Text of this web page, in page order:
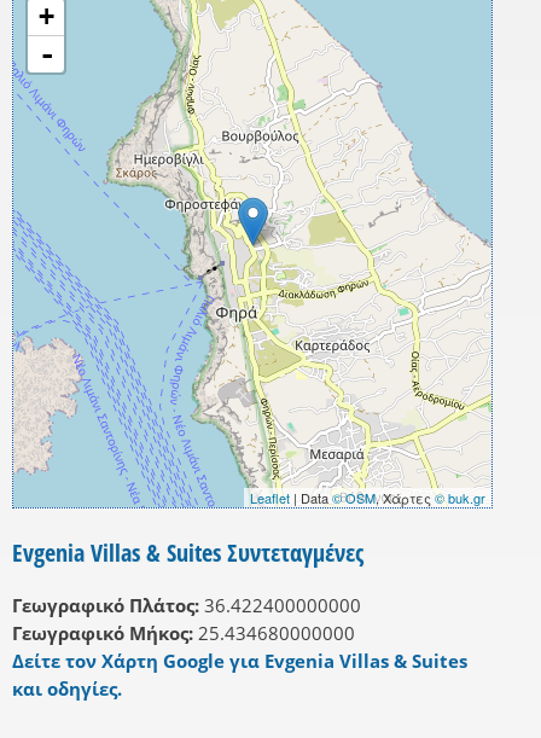
+
-
Leaflet | Data© OSM, Χάρτες© buk.gr
Evgenia Villas & Suites Συντεταγμένες
Γεωγραφικό Πλάτος: 36.422400000000
Γεωγραφικό Μήκος: 25.434680000000
Δείτε τον Χάρτη Google για Evgenia Villas & Suites
και οδηγίες.